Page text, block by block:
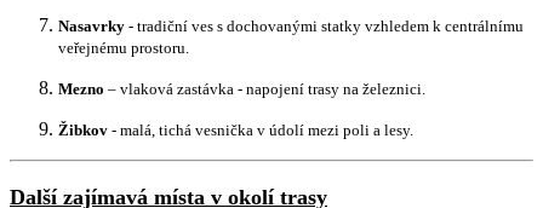
Nasavrky - tradiční ves s dochovanými statky vzhledem k centrálnímu
veřejnému prostoru.
Mezno – vlaková zastávka - napojení trasy na železnici.
Žibkov - malá, tichá vesnička v údolí mezi poli a lesy.
Další zajímavá místa v okolí trasy